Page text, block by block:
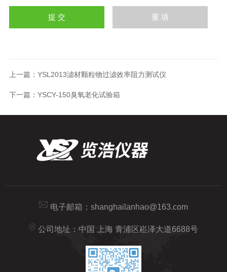
上一篇： YSL2013滤材颗粒物过滤效率阻力测试仪
下一篇： YSCY-150臭氧老化试验箱
电子邮箱： shanghailanhao@163.com
公司地址：中国 上海 青浦区崧泽大道6688号